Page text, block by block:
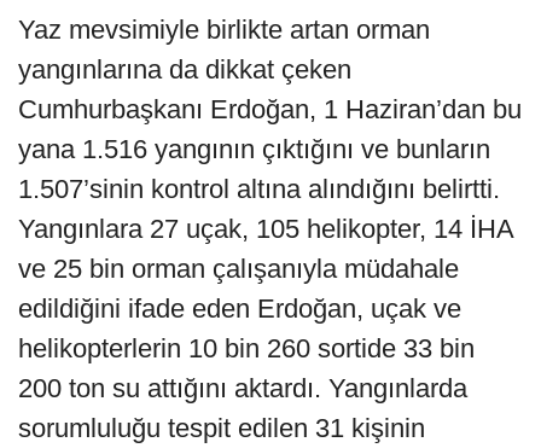
Yaz mevsimiyle birlikte artan orman
yangınlarına da dikkat çeken
Cumhurbaşkanı Erdoğan, 1 Haziran’dan bu
yana 1.516 yangının çıktığını ve bunların
1.507’sinin kontrol altına alındığını belirtti.
Yangınlara 27 uçak, 105 helikopter, 14 İHA
ve 25 bin orman çalışanıyla müdahale
edildiğini ifade eden Erdoğan, uçak ve
helikopterlerin 10 bin 260 sortide 33 bin
200 ton su attığını aktardı. Yangınlarda
sorumluluğu tespit edilen 31 kişinin